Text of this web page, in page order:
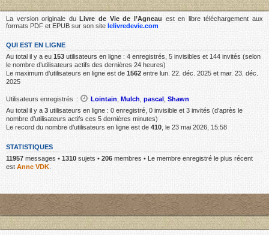
La version originale duLivre de Vie de l’Agneau est en libre téléchargement aux
formats PDF et EPUB sur son site lelivredevie.com
QUI EST EN LIGNE
Au total il y a eu 153 utilisateurs en ligne : 4 enregistrés, 5 invisibles et 144 invités (selon
le nombre d’utilisateurs actifs des dernières 24 heures)
Le maximum d’utilisateurs en ligne est de 1562 entre lun. 22. déc. 2025 et mar. 23. déc.
2025
Utilisateurs enregistrés : Lointain Mulch pascal Shawn
Au total il y a 3 utilisateurs en ligne : 0 enregistré, 0 invisible et 3 invités (d’après le
nombre d’utilisateurs actifs ces 5 dernières minutes)
Le record du nombre d’utilisateurs en ligne est de 410 , le 23 mai 2026, 15:58
STATISTIQUES
11957 messages • 1310 sujets • 206 membres • Le membre enregistré le plus récent
est Anne VDK